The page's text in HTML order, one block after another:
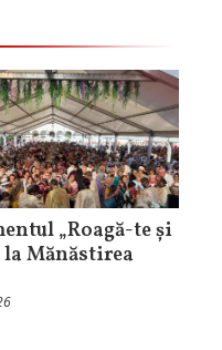
„Roagă-te și
la Mănăstirea